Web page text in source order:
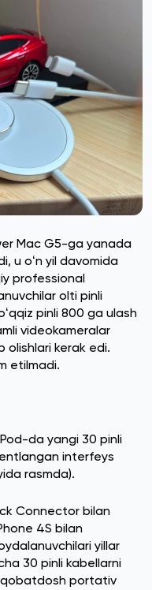
Mac G5-ga yanada
u oʻn yil davomida
professional
olti pinli
pinli 800 ga ulash
videokameralar
olishlari kerak edi.
etilmadi.
da yangi 30 pinli
interfeys
rasmda).
Connector bilan
4S bilan
yillar
30 pinli kabellarni
portativ